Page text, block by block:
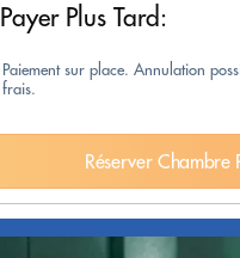
Payer Plus Tard:
Paiement sur place. Annulation
frais.
Réserver Chambre